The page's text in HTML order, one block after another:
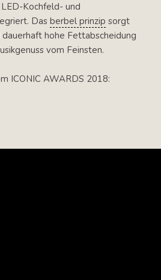
Kochfeld- und
Das berbel prinzip sorgt
hohe Fettabscheidung
vom Feinsten.
ICONIC AWARDS 2018: